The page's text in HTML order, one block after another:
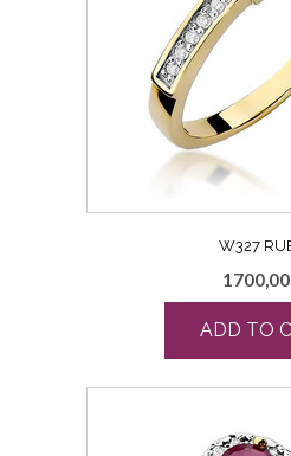
W327
1700,00
ADD TO